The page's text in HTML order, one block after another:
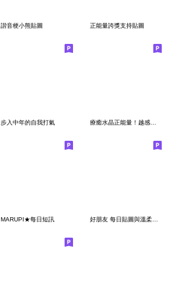
諧音梗小熊貼圖 正能量誇獎支持貼圖
步入中年的自我打氣 療癒水晶正能量！越感恩越幸運～～～
MARUPI★每日短訊 好朋友 每日貼圖與溫柔的話